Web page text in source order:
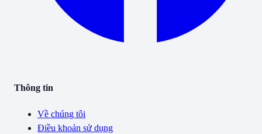
Thông tin
Về chúng tôi
Điều khoản sử dụng